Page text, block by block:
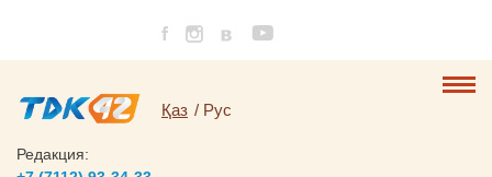
Қаз Рус
Редакция: